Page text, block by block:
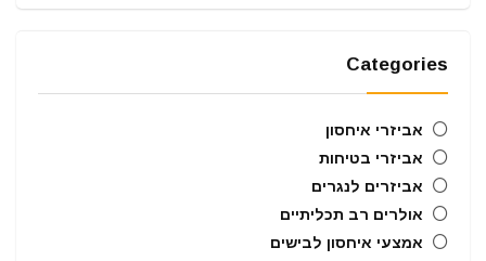
Categories
אביזרי איחסון
אביזרי בטיחות
אביזרים לנגרים
אולרים רב תכליתיים
אמצעי איחסון לבישים